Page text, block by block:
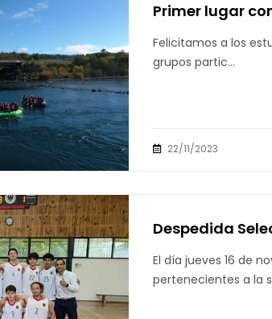
Primer lugar
Felicitamos a los
grupos partic...
22/11/2023
Despedida
El día jueves 16 de
pertenecientes a la